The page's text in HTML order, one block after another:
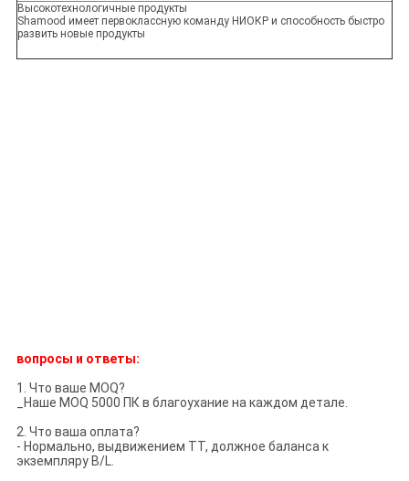
Высокотехнологичные продукты
Shamood имеет первоклассную команду НИОКР и способность быстро
развить новые продукты
вопросы и ответы:
1. Что ваше MOQ?
_Наше MOQ 5000 ПК в благоухание на каждом детале.
2. Что ваша оплата?
- Нормально, выдвижением TT, должное баланса к
экземпляру B/L.